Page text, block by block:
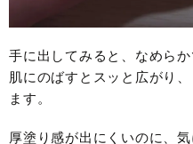
手に出してみると、なめら
肌にのばすとスッと広がり
ます。
厚塗り感が出にくいのに、